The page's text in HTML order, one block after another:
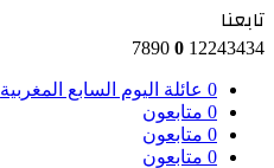
تابعنا
12243434
0
0 عائلة اليوم السابع المغربية
0 متابعون
0 متابعون
0 متابعون